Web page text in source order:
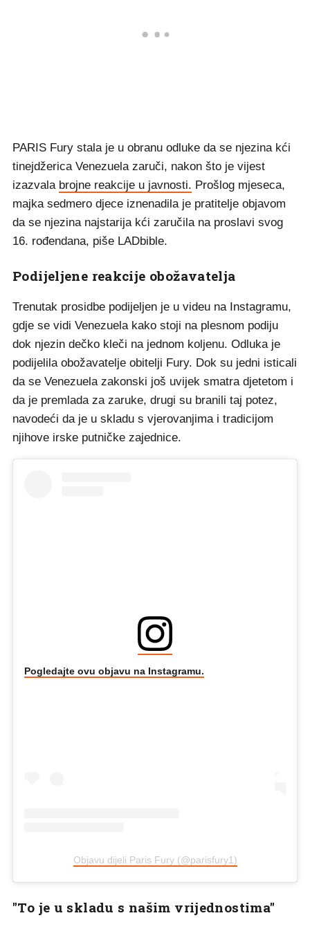
PARIS Fury stala je u obranu odluke da se njezina kći
tinejdžerica Venezuela zaruči, nakon što je vijest
izazvala brojne reakcije u javnosti. Prošlog mjeseca,
majka sedmero djece iznenadila je pratitelje objavom
da se njezina najstarija kći zaručila na proslavi svog
16. rođendana, piše LADbible.
Podijeljene reakcije obožavatelja
Trenutak prosidbe podijeljen je u videu na Instagramu,
gdje se vidi Venezuela kako stoji na plesnom podiju
dok njezin dečko kleči na jednom koljenu. Odluka je
podijelila obožavatelje obitelji Fury. Dok su jedni isticali
da se Venezuela zakonski još uvijek smatra djetetom i
da je premlada za zaruke, drugi su branili taj potez,
navodeći da je u skladu s vjerovanjima i tradicijom
njihove irske putničke zajednice.
Pogledajte ovu objavu na Instagramu.
Objavu dijeli Paris Fury (@parisfury1)
"To je u skladu s našim vrijednostima"